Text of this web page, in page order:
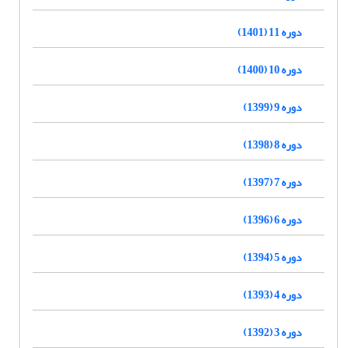
دوره 11 (1401)
دوره 10 (1400)
دوره 9 (1399)
دوره 8 (1398)
دوره 7 (1397)
دوره 6 (1396)
دوره 5 (1394)
دوره 4 (1393)
دوره 3 (1392)